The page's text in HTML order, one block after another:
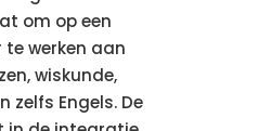
om op een
te werken aan
wiskunde,
zelfs Engels. De